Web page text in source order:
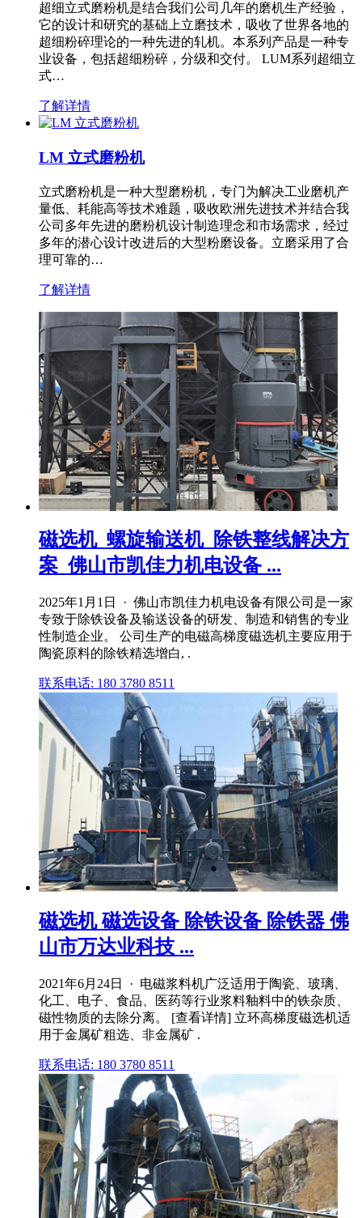
超细立式磨粉机是结合我们公司几年的磨机生产经验，
它的设计和研究的基础上立磨技术，吸收了世界各地的
超细粉碎理论的一种先进的轧机。本系列产品是一种专
业设备，包括超细粉碎，分级和交付。 LUM系列超细立
式…
了解详情
LM 立式磨粉机
立式磨粉机是一种大型磨粉机，专门为解决工业磨机产
量低、耗能高等技术难题，吸收欧洲先进技术并结合我
公司多年先进的磨粉机设计制造理念和市场需求，经过
多年的潜心设计改进后的大型粉磨设备。立磨采用了合
理可靠的…
了解详情
磁选机_螺旋输送机_除铁整线解决方
案_佛山市凯佳力机电设备 ...
2025年1月1日 · 佛山市凯佳力机电设备有限公司是一家
专致于除铁设备及输送设备的研发、制造和销售的专业
性制造企业。 公司生产的电磁高梯度磁选机主要应用于
陶瓷原料的除铁精选增白, .
联系电话: 180 3780 8511
磁选机 磁选设备 除铁设备 除铁器 佛
山市万达业科技 ...
2021年6月24日 · 电磁浆料机广泛适用于陶瓷、玻璃、
化工、电子、食品、医药等行业浆料釉料中的铁杂质、
磁性物质的去除分离。 [查看详情] 立环高梯度磁选机适
用于金属矿粗选、非金属矿 .
联系电话: 180 3780 8511